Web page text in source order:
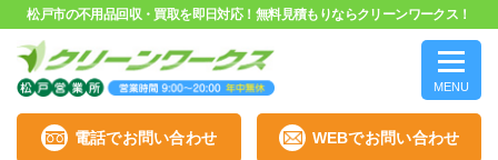
松戸市の不用品回収・買取を即日対応！無料見積もりならクリーンワークス！
MENU
電話でお問い合わせ WEBでお問い合わせ